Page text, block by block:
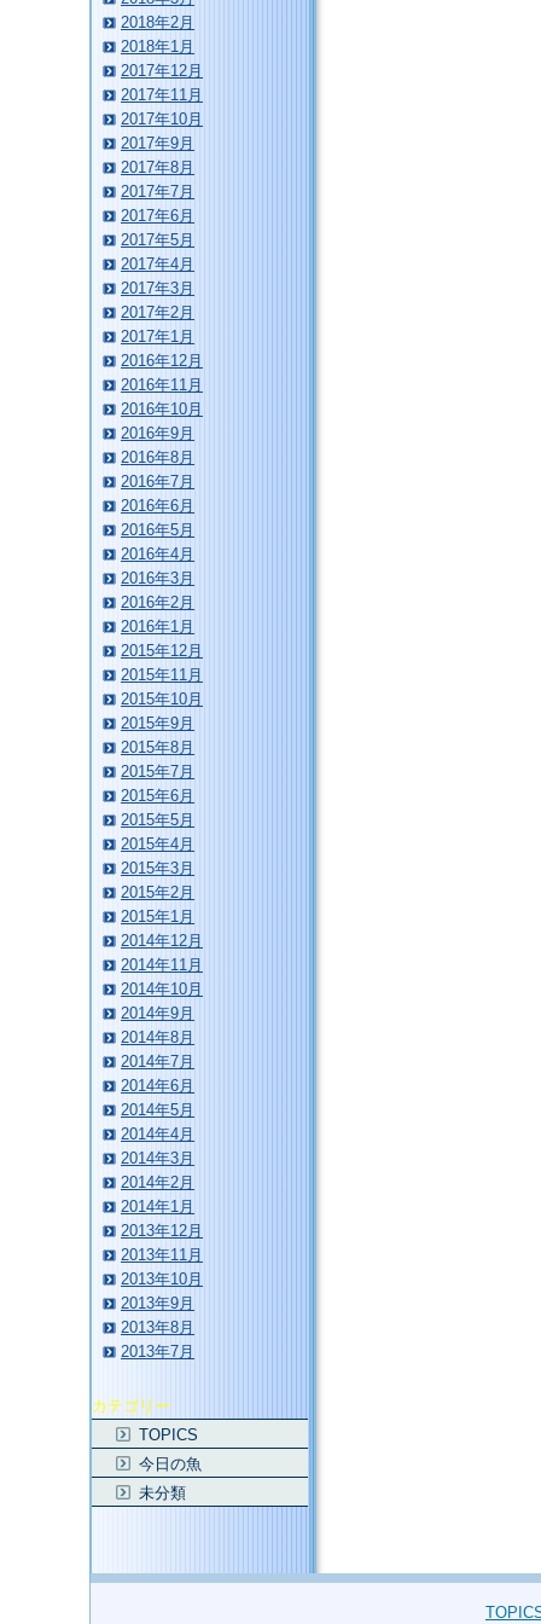
2018年2月
2018年1月
2017年12月
2017年11月
2017年10月
2017年9月
2017年8月
2017年7月
2017年6月
2017年5月
2017年4月
2017年3月
2017年2月
2017年1月
2016年12月
2016年11月
2016年10月
2016年9月
2016年8月
2016年7月
2016年6月
2016年5月
2016年4月
2016年3月
2016年2月
2016年1月
2015年12月
2015年11月
2015年10月
2015年9月
2015年8月
2015年7月
2015年6月
2015年5月
2015年4月
2015年3月
2015年2月
2015年1月
2014年12月
2014年11月
2014年10月
2014年9月
2014年8月
2014年7月
2014年6月
2014年5月
2014年4月
2014年3月
2014年2月
2014年1月
2013年12月
2013年11月
2013年10月
2013年9月
2013年8月
2013年7月
カテゴリー
TOPICS
今日の魚
未分類